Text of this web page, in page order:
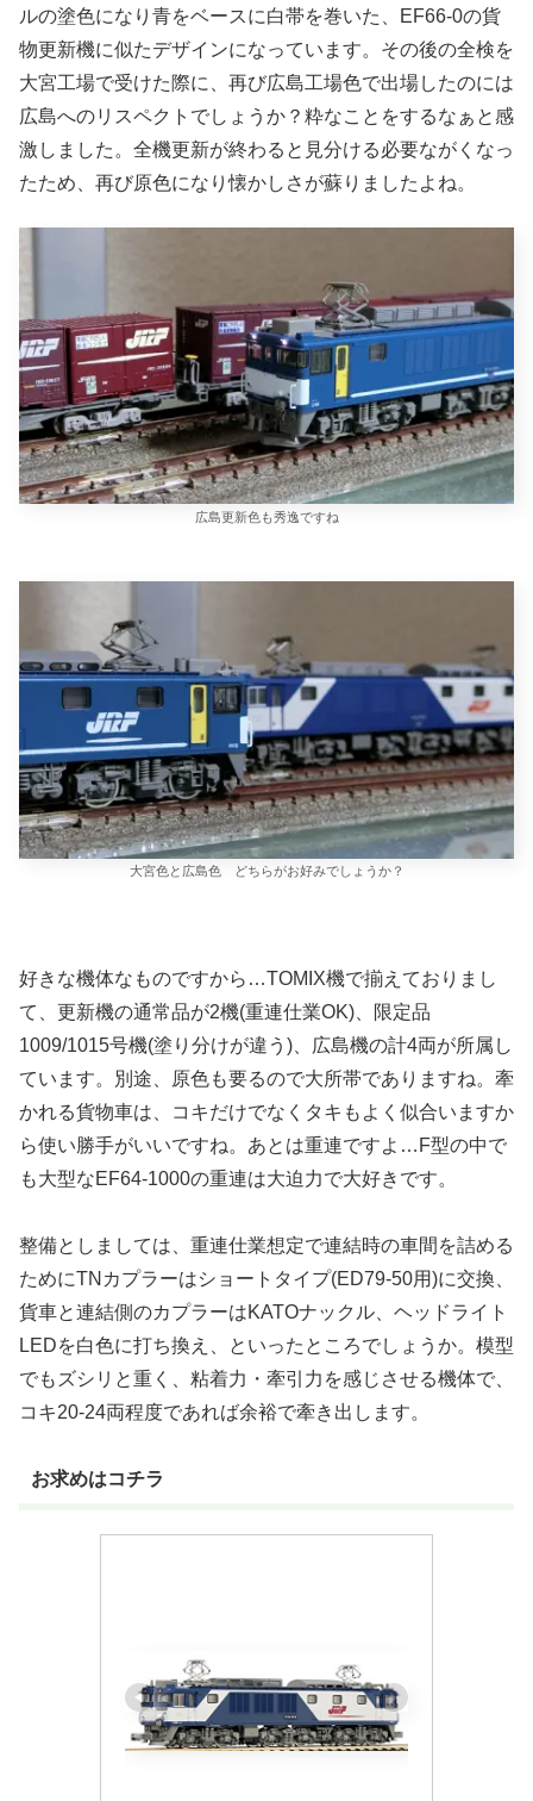
ルの塗色になり青をベースに白帯を巻いた、EF66-0の貨
物更新機に似たデザインになっています。その後の全検を
大宮工場で受けた際に、再び広島工場色で出場したのには
広島へのリスペクトでしょうか？粋なことをするなぁと感
激しました。全機更新が終わると見分ける必要ながくなっ
たため、再び原色になり懐かしさが蘇りましたよね。
広島更新色も秀逸ですね
大宮色と広島色 どちらがお好みでしょうか？
好きな機体なものですから…TOMIX機で揃えておりまし
て、更新機の通常品が2機(重連仕業OK)、限定品
1009/1015号機(塗り分けが違う)、広島機の計4両が所属し
ています。別途、原色も要るので大所帯でありますね。牽
かれる貨物車は、コキだけでなくタキもよく似合いますか
ら使い勝手がいいですね。あとは重連ですよ…F型の中で
も大型なEF64-1000の重連は大迫力で大好きです。
整備としましては、重連仕業想定で連結時の車間を詰める
ためにTNカプラーはショートタイプ(ED79-50用)に交換、
貨車と連結側のカプラーはKATOナックル、ヘッドライト
LEDを白色に打ち換え、といったところでしょうか。模型
でもズシリと重く、粘着力・牽引力を感じさせる機体で、
コキ20-24両程度であれば余裕で牽き出します。
お求めはコチラ